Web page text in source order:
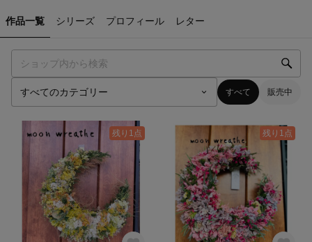
作品一覧 シリーズ プロフィール レター
すべて 販売中
残り1点 残り1点